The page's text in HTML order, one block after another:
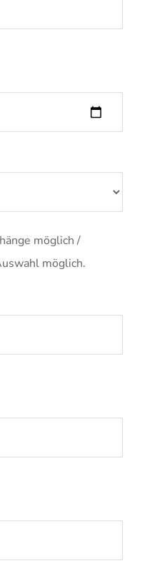
möglich /
möglich.